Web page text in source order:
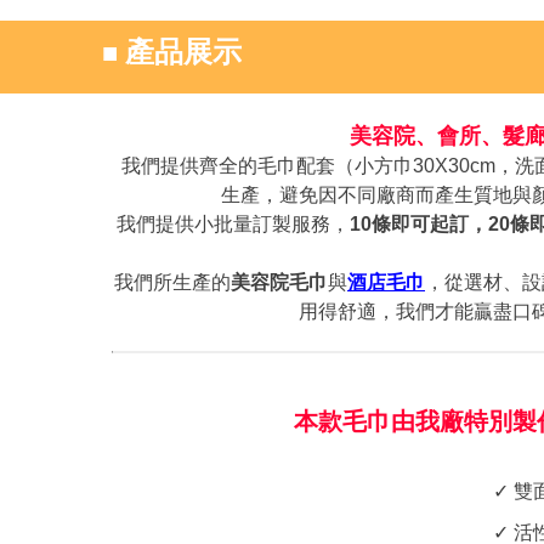
美容院、會所、髮
我們提供齊全的毛巾配套（小方巾30X30cm，
生產，避免因不同廠商而產生質地與
我們提供小批量訂製服務， 10條即可起訂，20條
我們所生產的美容院毛巾與酒店毛巾 ，從選材、
用得舒適，我們才能贏盡口
本款毛巾由我廠特別
✓ 雙
✓ 活
■ 產品展示